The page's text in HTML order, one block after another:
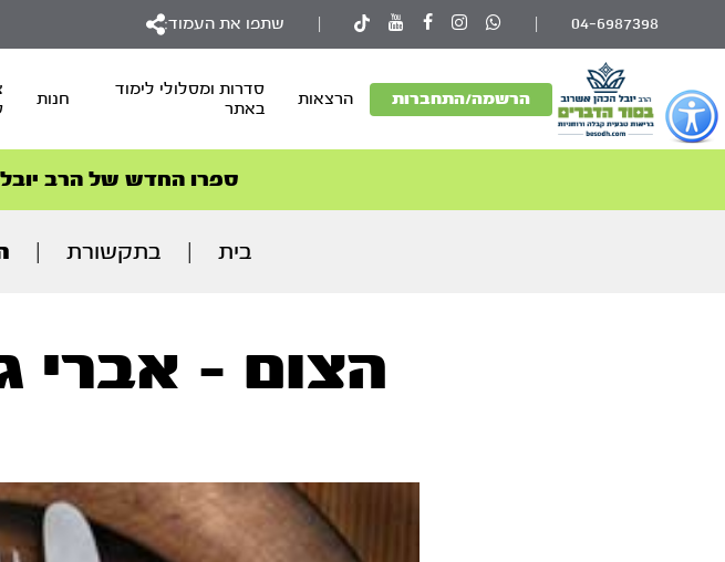
כפתור
לפתיחת
תפריט
נגישות
04-6987398 שתפו את העמוד:
הרשמה/התחברות הרצאות
סדרות ומסלולי לימוד
באתר
חנות
סדרות הסדרה
ספרו החדש של הרב יובל
הצטרפוסדרות הסדרה
בית בתקשורת
הצום - אברי